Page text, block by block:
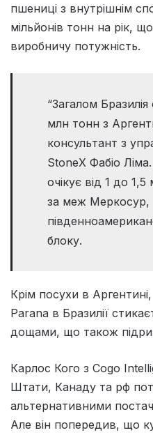
пшениці з внутрішнім
мільйонів тонн на рік,
виробничу потужність.
“Загалом
млн тонн з
консультант з
StoneX Фабіо
очікує від 1 до
за меж Меркосур,
блоку.
Крім посухи в
Parana в Бразилії
дощами, що також
Карлос Кого з Cogo
Штати, Канаду та рф
альтернативними
Але він попередив, що